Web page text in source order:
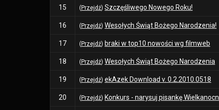
15 ( Przejdź) Szczęśliwego Nowego Roku!
16 ( Przejdź) Wesołych Świąt Bożego Narodzenia!
17 ( Przejdź) braki w top10 nowości wg filmweb
18 ( Przejdź) Wesołych Świąt Bożego Narodzenia
19 ( Przejdź) ekAzek Download v. 0.2.2010.0518
20 ( Przejdź) Konkurs - narysuj pisankę